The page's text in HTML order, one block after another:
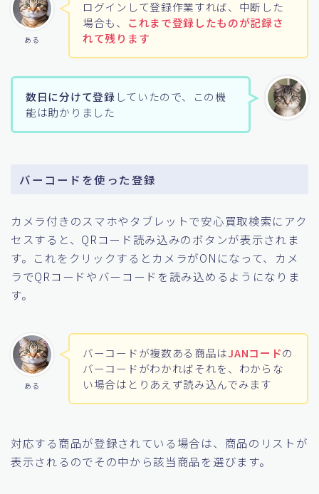
ある
ログインして登録作業すれば、中断した
場合も、
これまで登録したものが記録さ
れて残ります
数日に分けて登録 していたので、この機
能は助かりました
バーコードを使った登録
カメラ付きのスマホやタブレットで安心買取検索にアク
セスすると、QRコード読み込みのボタンが表示されま
す。これをクリックするとカメラがONになって、カメ
ラでQRコードやバーコードを読み込めるようになりま
す。
ある
バーコードが複数ある商品はJANコードの
バーコードがわかればそれを、わからな
い場合はとりあえず読み込んでみます
対応する商品が登録されている場合は、商品のリストが
表示されるのでその中から該当商品を選びます。